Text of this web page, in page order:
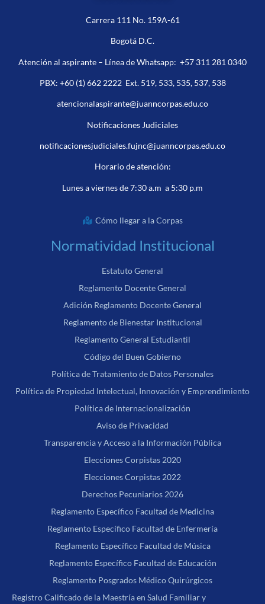
Carrera 111 No. 159A-61
Bogotá D.C.
Atención al aspirante – Línea de Whatsapp: +57 311 281 0340
PBX: +60 (1) 662 2222Ext. 519, 533, 535, 537, 538
atencionalaspirante@juanncorpas.edu.co
Notificaciones Judiciales
notificacionesjudiciales.fujnc@juanncorpas.edu.co
Horario de atención:
Lunes a viernes de 7:30 a.m a 5:30 p.m
Cómo llegar a la Corpas
Normatividad Institucional
Estatuto General
Reglamento Docente General
Adición Reglamento Docente General
Reglamento de Bienestar Institucional
Reglamento General Estudiantil
Código del Buen Gobierno
Política de Tratamiento de Datos Personales
Política de Propiedad Intelectual, Innovación y Emprendimiento
Política de Internacionalización
Aviso de Privacidad
Transparencia y Acceso a la Información Pública
Elecciones Corpistas 2020
Elecciones Corpistas 2022
Derechos Pecuniarios 2026
Reglamento Específico Facultad de Medicina
Reglamento Específico Facultad de Enfermería
Reglamento Específico Facultad de Música
Reglamento Específico Facultad de Educación
Reglamento Posgrados Médico Quirúrgicos
Registro Calificado de la Maestría en Salud Familiar y